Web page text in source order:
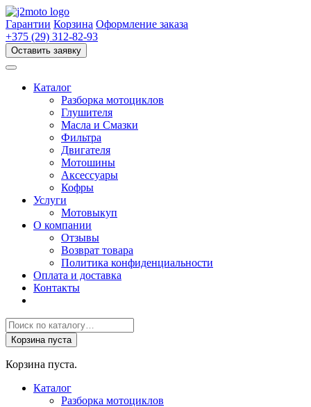
Перейти
к
содержимому
Гарантии Корзина Оформление заказа
+375 (29) 312-82-93
Оставить заявку
Каталог
Разборка мотоциклов
Глушителя
Масла и Смазки
Фильтра
Двигателя
Мотошины
Аксессуары
Кофры
Услуги
Мотовыкуп
О компании
Отзывы
Возврат товара
Политика конфиденциальности
Оплата и доставка
Контакты
Поиск
товаров
Корзина пуста
Корзина пуста.
Каталог
Разборка мотоциклов